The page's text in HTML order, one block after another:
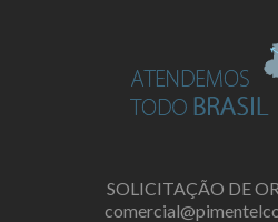
SOLICITAÇÃO DE